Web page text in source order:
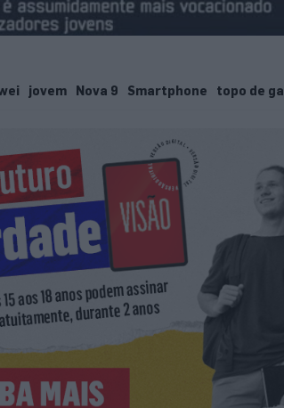
jovem Nova 9 Smartphone topo de